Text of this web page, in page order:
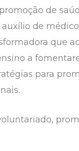
de
de
que
a
para